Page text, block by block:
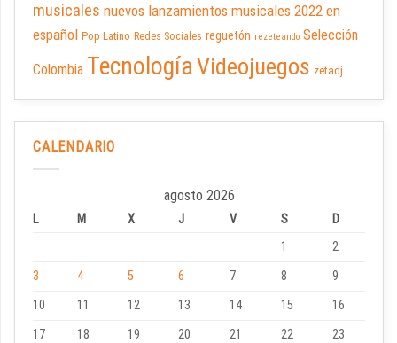
musicales nuevos lanzamientos musicales 2022 en
español Pop Latino Redes Sociales reguetón rezeteando Selección
Colombia TecnologíaVideojuegos zetadj
CALENDARIO
agosto 2026
L M X J V S
D
1
2
3
4 5 6 7 8
9
10
11 12 13 14 15
16
17
18 19 20 21 22
23